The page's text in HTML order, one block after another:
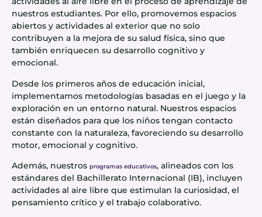
nuestros estudiantes. Por ello, promovemos espacios
abiertos y actividades al exterior que no solo
contribuyen a la mejora de su salud física, sino que
también enriquecen su desarrollo cognitivo y
emocional.
Desde los primeros años de educación inicial,
implementamos metodologías basadas en el juego y la
exploración en un entorno natural. Nuestros espacios
están diseñados para que los niños tengan contacto
constante con la naturaleza, favoreciendo su desarrollo
motor, emocional y cognitivo.
Además, nuestros programas educativos, alineados con los
estándares del Bachillerato Internacional (IB), incluyen
actividades al aire libre que estimulan la curiosidad, el
pensamiento crítico y el trabajo colaborativo.